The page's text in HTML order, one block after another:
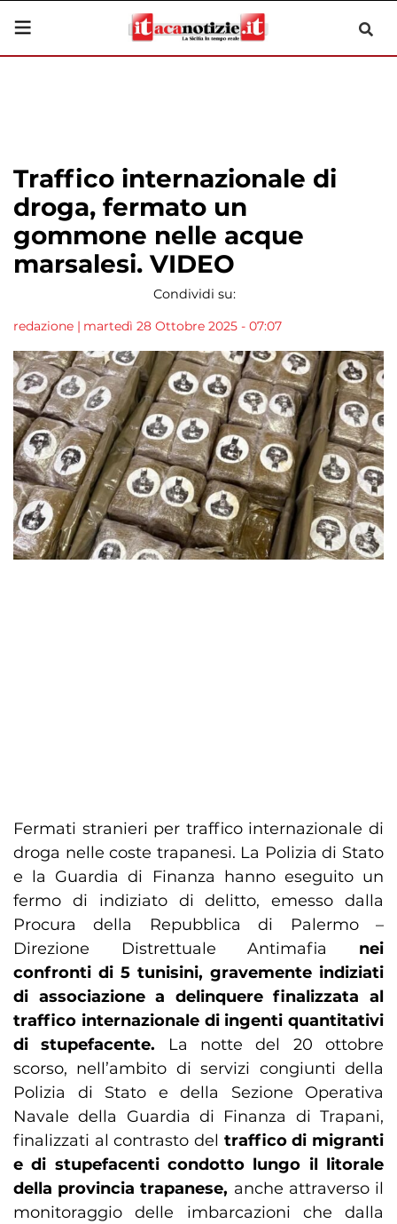
Traffico internazionale di
droga, fermato un
gommone nelle acque
marsalesi. VIDEO
Condividi su:
redazione | martedì 28 Ottobre 2025 - 07:07
Fermati stranieri per traffico internazionale di
droga nelle coste trapanesi. La Polizia di Stato
e la Guardia di Finanza hanno eseguito un
fermo di indiziato di delitto, emesso dalla
Procura della Repubblica di Palermo –
Direzione Distrettuale Antimafia nei
confronti di 5 tunisini, gravemente indiziati
di associazione a delinquere finalizzata al
traffico internazionale di ingenti quantitativi
di stupefacente. La notte del 20 ottobre
scorso, nell’ambito di servizi congiunti della
Polizia di Stato e della Sezione Operativa
Navale della Guardia di Finanza di Trapani,
finalizzati al contrasto del traffico di migranti
e di stupefacenti condotto lungo il litorale
della provincia trapanese, anche attraverso il
monitoraggio delle imbarcazioni che dalla